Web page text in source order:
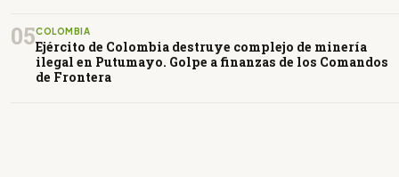
05COLOMBIA
Ejército de Colombia destruye complejo de minería
ilegal en Putumayo. Golpe a finanzas de los Comandos
de Frontera